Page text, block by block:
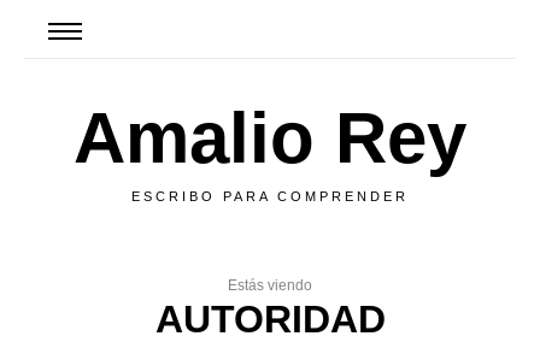
Amalio Rey
ESCRIBO PARA COMPRENDER
Estás viendo
AUTORIDAD